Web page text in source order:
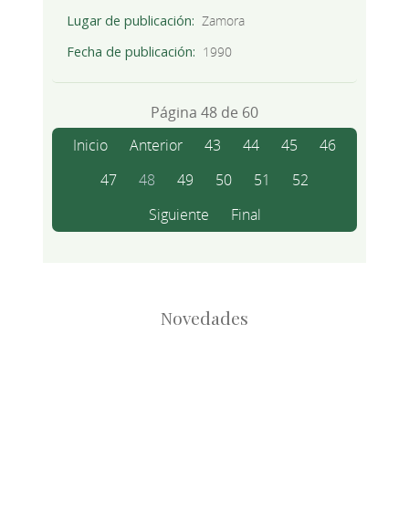
Lugar de publicación
Zamora
Fecha de publicación
1990
Página 48 de 60
Inicio
Anterior 43 44 45
46
47
48 49 50 51
52
Siguiente
Final
Novedades